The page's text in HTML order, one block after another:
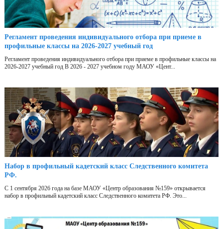
Регламент проведения индивидуального отбора при приеме в
профильные классы на 2026-2027 учебный год
Регламент проведения индивидуального отбора при приеме в профильные классы на
2026-2027 учебный год В 2026 - 2027 учебном году МАОУ «Цент...
Набор в профильный кадетский класс Следственного комитета
РФ.
С 1 сентября 2026 года на базе МАОУ «Центр образования №159» открывается
набор в профильный кадетский класс Следственного комитета РФ. Это...